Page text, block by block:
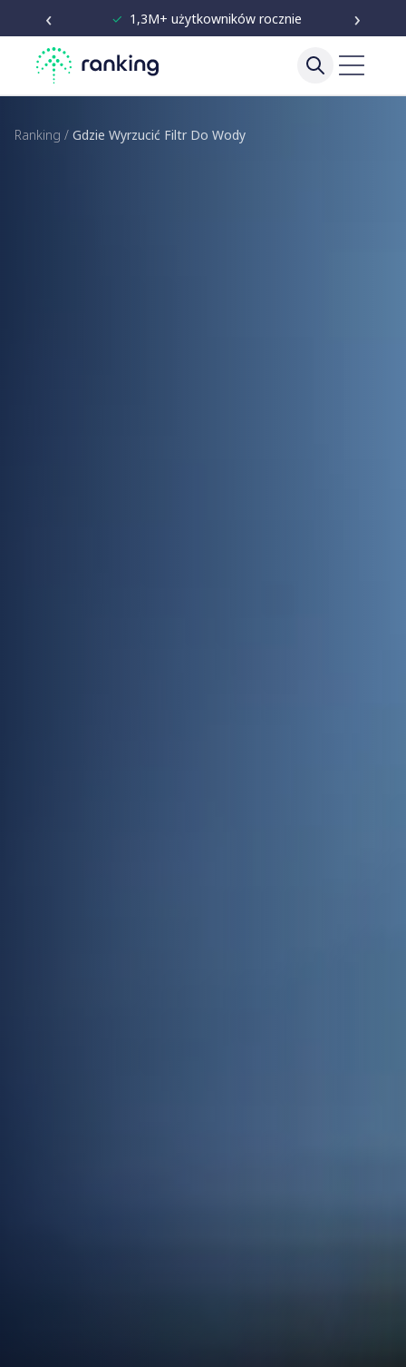
‹ ✓ Niezależne testy od 2020 ›
Ranking / Gdzie Wyrzucić Filtr Do Wody